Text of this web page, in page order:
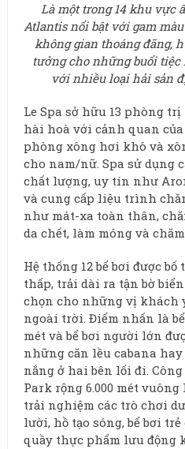
Là một trong 14 khu vực
Atlantis nổi bật với gam
không gian thoáng đãng,
tưởng cho những buổi
với nhiều loại hải sản
Le Spa sở hữu 13 phòng
hài hoà với cảnh quan
phòng xông hơi khô và
cho nam/nữ. Spa sử dụng
chất lượng, uy tín như
và cung cấp liệu trình
như mát-xa toàn thân,
da chết, làm móng và
Hệ thống 12 bể bơi được
thấp, trải dài ra tận bờ
chọn cho những vị khách
ngoài trời. Điểm nhấn là
mét và bể bơi người lớn
những căn lều cabana
nắng ở hai bên lối đi.
Park rộng 6.000 mét
trải nghiệm các trò chơi
lười, hồ tạo sóng, bể bơi
quầy thực phẩm lưu động